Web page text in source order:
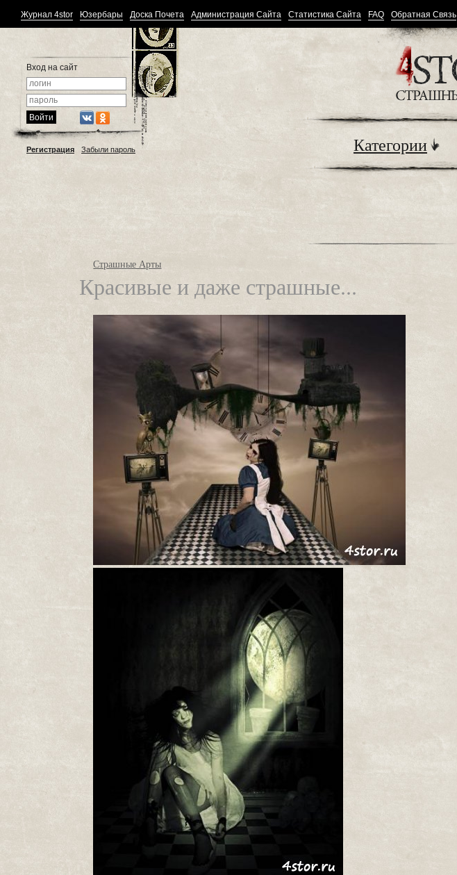
Журнал 4stor Юзербары Доска Почета Администрация Сайта Статистика Сайта FAQ Обратная Связь
Вход на сайт
Регистрация Забыли пароль Категории
Страшные Арты
Красивые и даже страшные...